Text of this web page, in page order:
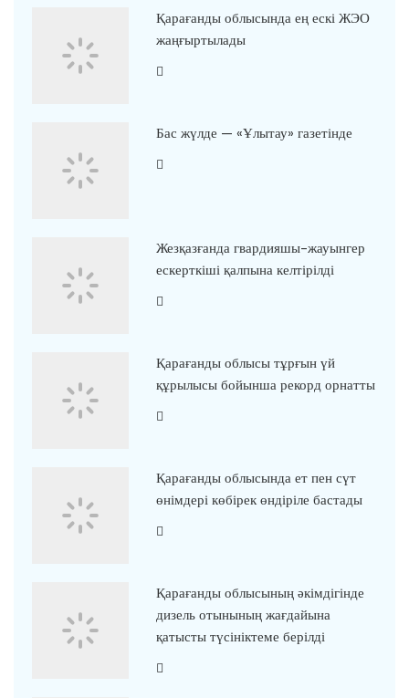
Қарағанды облысында ең ескі ЖЭО
жаңғыртылады
Бас жүлде — «Ұлытау» газетінде
Жезқазғанда гвардияшы-жауынгер
ескерткіші қалпына келтірілді
Қарағанды облысы тұрғын үй
құрылысы бойынша рекорд орнатты
Қарағанды облысында ет пен сүт
өнімдері көбірек өндіріле бастады
Қарағанды облысының әкімдігінде
дизель отынының жағдайына
қатысты түсініктеме берілді